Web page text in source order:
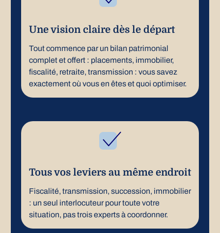
Une vision claire dès le départ
Tout commence par un bilan patrimonial
complet et offert : placements, immobilier,
fiscalité, retraite, transmission : vous savez
exactement où vous en êtes et quoi optimiser.
Tous vos leviers au même endroit
Fiscalité, transmission, succession, immobilier
: un seul interlocuteur pour toute votre
situation, pas trois experts à coordonner.